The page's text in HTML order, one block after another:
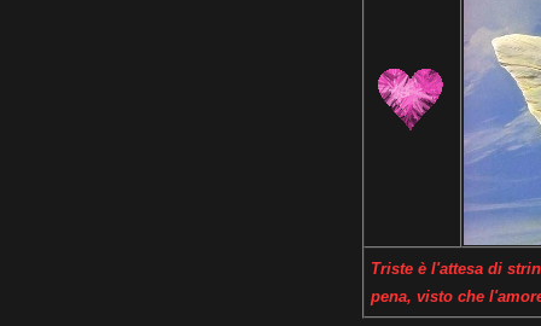
Triste è l'attesa di
pena, visto che